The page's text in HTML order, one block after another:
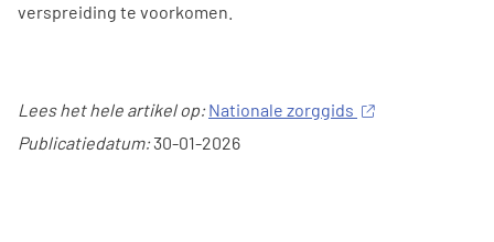
verspreiding te voorkomen.
Lees het hele artikel op: Nationale zorggids
Publicatiedatum:30-01-2026